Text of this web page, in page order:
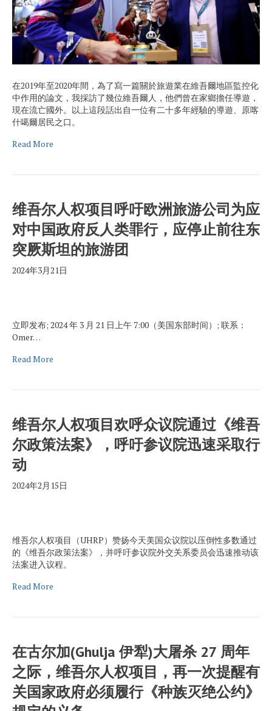
在2019年至2020年間，為了寫一篇關於旅遊業在維吾爾地區監控化
中作用的論文，我採訪了幾位維吾爾人，他們曾在家鄉擔任導遊，
現在流亡國外。以上這段話出自一位有二十多年經驗的導遊、原喀
什噶爾居民之口。
Read More
维吾尔人权项目呼吁欧洲旅游公司为应
对中国政府反人类罪行，应停止前往东
突厥斯坦的旅游团
2024年3月21日
立即发布; 2024 年 3 月 21 日上午 7:00（美国东部时间）; 联系：
Omer…
Read More
维吾尔人权项目欢呼众议院通过《维吾
尔政策法案》，呼吁参议院迅速采取行
动
2024年2月15日
维吾尔人权项目（UHRP）赞扬今天美国众议院以压倒性多数通过
的《维吾尔政策法案》，并呼吁参议院外交关系委员会迅速推动该
法案进入议程。
Read More
在古尔加(Ghulja 伊犁)大屠杀 27 周年
之际，维吾尔人权项目，再一次提醒有
关国家政府必须履行《种族灭绝公约》